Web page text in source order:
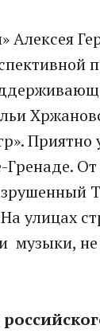
Алексея
Приятно
Гренаде.
улицах
не